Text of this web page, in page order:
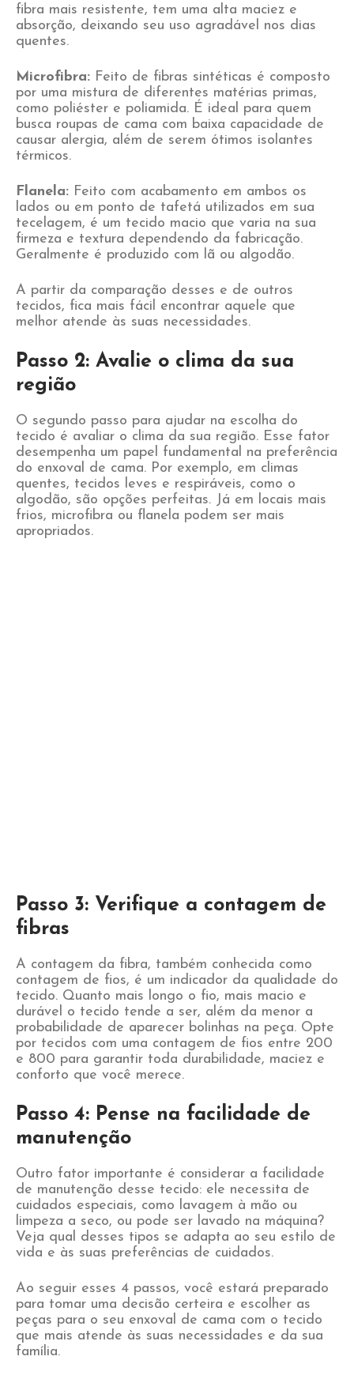
fibra mais resistente, tem uma alta maciez e
absorção, deixando seu uso agradável nos dias
quentes.
Microfibra: Feito de fibras sintéticas é composto
por uma mistura de diferentes matérias primas,
como poliéster e poliamida. É ideal para quem
busca roupas de cama com baixa capacidade de
causar alergia, além de serem ótimos isolantes
térmicos.
Flanela: Feito com acabamento em ambos os
lados ou em ponto de tafetá utilizados em sua
tecelagem, é um tecido macio que varia na sua
firmeza e textura dependendo da fabricação.
Geralmente é produzido com lã ou algodão.
A partir da comparação desses e de outros
tecidos, fica mais fácil encontrar aquele que
melhor atende às suas necessidades.
Passo 2: Avalie o clima da sua
região
O segundo passo para ajudar na escolha do
tecido é avaliar o clima da sua região. Esse fator
desempenha um papel fundamental na preferência
do enxoval de cama. Por exemplo, em climas
quentes, tecidos leves e respiráveis, como o
algodão, são opções perfeitas. Já em locais mais
frios, microfibra ou flanela podem ser mais
apropriados.
Passo 3: Verifique a contagem de
fibras
A contagem da fibra, também conhecida como
contagem de fios, é um indicador da qualidade do
tecido. Quanto mais longo o fio, mais macio e
durável o tecido tende a ser, além da menor a
probabilidade de aparecer bolinhas na peça. Opte
por tecidos com uma contagem de fios entre 200
e 800 para garantir toda durabilidade, maciez e
conforto que você merece.
Passo 4: Pense na facilidade de
manutenção
Outro fator importante é considerar a facilidade
de manutenção desse tecido: ele necessita de
cuidados especiais, como lavagem à mão ou
limpeza a seco, ou pode ser lavado na máquina?
Veja qual desses tipos se adapta ao seu estilo de
vida e às suas preferências de cuidados.
Ao seguir esses 4 passos, você estará preparado
para tomar uma decisão certeira e escolher as
peças para o seu enxoval de cama com o tecido
que mais atende às suas necessidades e da sua
família.